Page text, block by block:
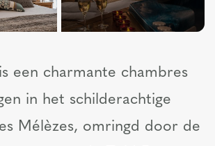
een charmante chambres
in het schilderachtige
Mélèzes, omringd door de